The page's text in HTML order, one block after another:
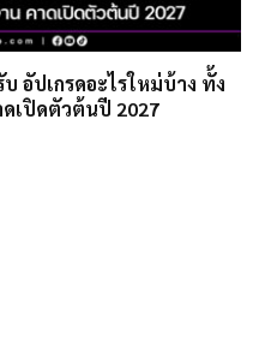
อัปเกรดอะไรใหม่บ้าง ทั้ง
เปิดตัวต้นปี 2027